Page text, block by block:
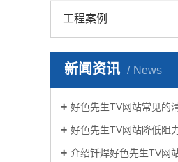
工程案例
新闻资讯 News
好色先生TV网站常见的清洗
好色先生TV网站降低阻
介绍钎焊好色先生TV网站